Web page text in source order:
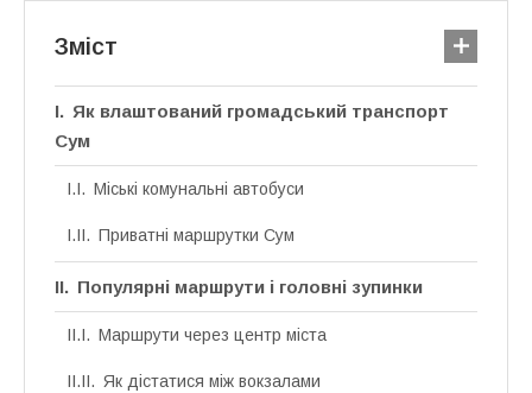
Зміст
Як влаштований громадський транспорт
Сум
Міські комунальні автобуси
Приватні маршрутки Сум
Популярні маршрути і головні зупинки
Маршрути через центр міста
Як дістатися між вокзалами